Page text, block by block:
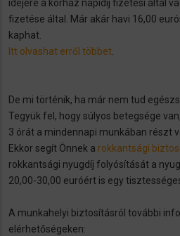
idejére a kórház napidíj fizetési által
fizetése által. Már akár havi 16,00
kaphat.
Itt olvashat erről többet.
De mi történik, ha már nem tud
Tegyük fel, hogy súlyos betegsége
3 órát a mindennapi munkában részt
Ekkor segít Önnek a rokkantsági
rokkantsági nyugdíj folyósítását a
20,00-30,00 euróért is egy
A munkahelyi biztosításról további
elérhetőségeken: